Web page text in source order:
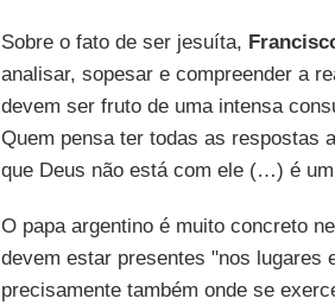
Sobre o fato de ser jesuíta,
analisar, sopesar e compreender a
devem ser fruto de uma intensa
Quem pensa ter todas as respostas
que Deus não está com ele (…) é
O papa argentino é muito concreto
devem estar presentes "nos
precisamente também onde se